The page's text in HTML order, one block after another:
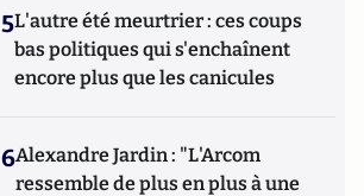
5L'autre été meurtrier : ces coups
bas politiques qui s'enchaînent
encore plus que les canicules
6Alexandre Jardin : "L'Arcom
ressemble de plus en plus à une